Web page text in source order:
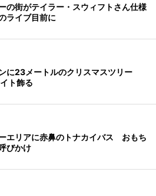
の街がテイラー・スウィフトさん仕様
ライブ目前に
に23メートルのクリスマスツリー
ト飾る
エリアに赤鼻のトナカイバス おもち
びかけ